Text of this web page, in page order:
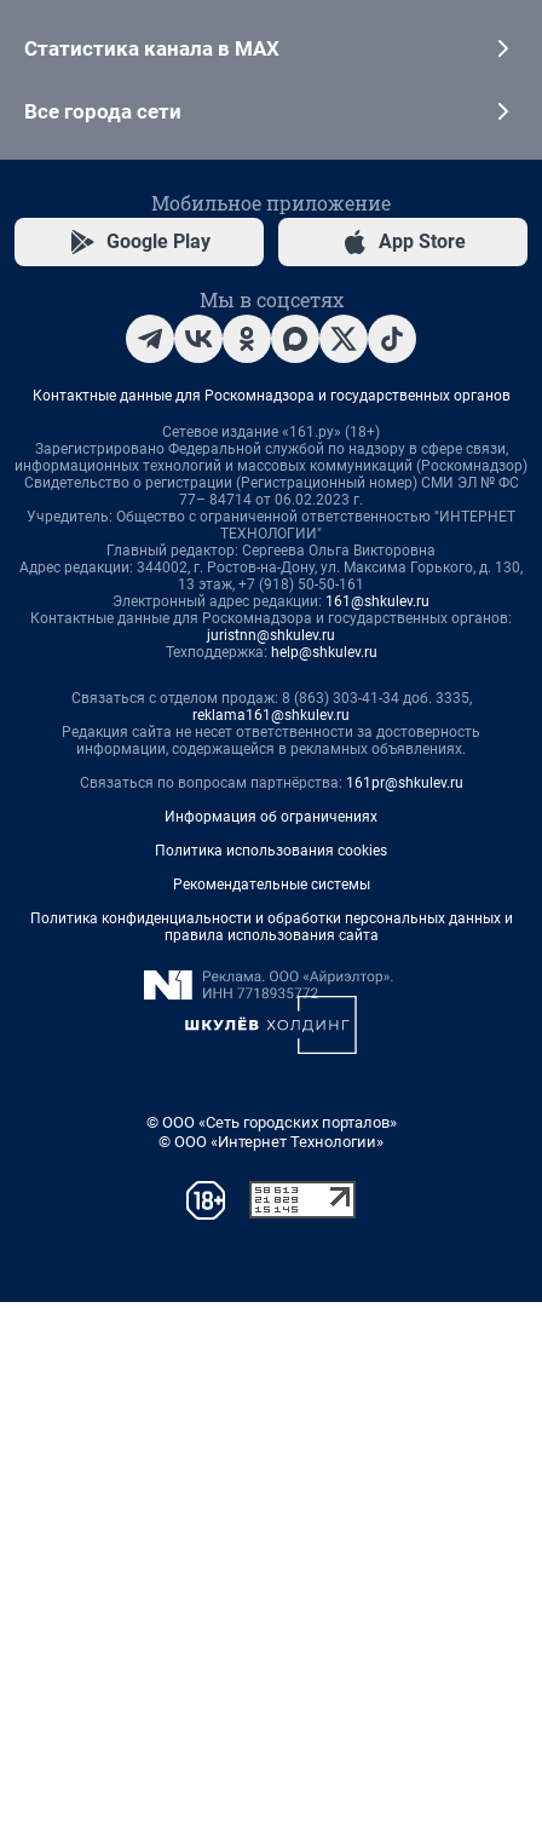
Статистика канала в MAX
Все города сети
Мобильное приложение
Google Play App Store
Мы в соцсетях
Контактные данные для Роскомнадзора и государственных органов
Сетевое издание «161.ру» (18+)
Зарегистрировано Федеральной службой по надзору в сфере связи,
информационных технологий и массовых коммуникаций (Роскомнадзор)
Свидетельство о регистрации (Регистрационный номер) СМИ ЭЛ № ФС
77– 84714 от 06.02.2023 г.
Учредитель: Общество с ограниченной ответственностью "ИНТЕРНЕТ
ТЕХНОЛОГИИ"
Главный редактор: Сергеева Ольга Викторовна
Адрес редакции: 344002, г. Ростов-на-Дону, ул. Максима Горького, д. 130,
13 этаж, +7 (918) 50-50-161
Электронный адрес редакции: 161@shkulev.ru
Контактные данные для Роскомнадзора и государственных органов:
juristnn@shkulev.ru
Техподдержка: help@shkulev.ru
Связаться с отделом продаж: 8 (863) 303-41-34 доб. 3335,
reklama161@shkulev.ru
Редакция сайта не несет ответственности за достоверность
информации, содержащейся в рекламных объявлениях.
Связаться по вопросам партнёрства: 161pr@shkulev.ru
Информация об ограничениях
Политика использования cookies
Рекомендательные системы
Политика конфиденциальности и обработки персональных данных и
правила использования сайта
© ООО «Сеть городских порталов»
© ООО «Интернет Технологии»